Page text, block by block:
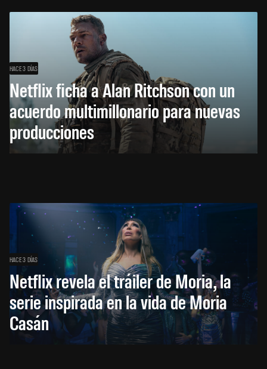
HACE 3 DÍAS
Netflix ficha a Alan Ritchson con un
acuerdo multimillonario para nuevas
producciones
HACE 3 DÍAS
Netflix revela el tráiler de Moria, la
serie inspirada en la vida de Moria
Casán